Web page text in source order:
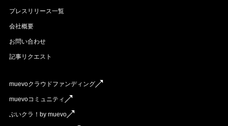
プレスリリース一覧
会社概要
お問い合わせ
記事リクエスト
muevoクラウドファンディング
muevoコミュニティ
ぶいクラ！by muevo